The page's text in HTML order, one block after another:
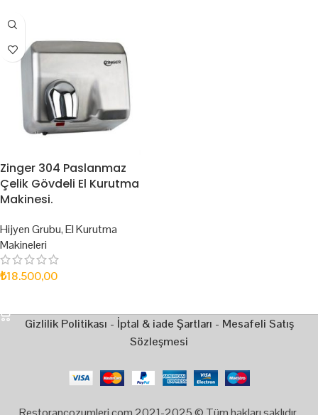
Zinger 304 Paslanmaz
Çelik Gövdeli El Kurutma
Makinesi.
Hijyen Grubu,El Kurutma
Makineleri
₺18.500,00
Gizlilik Politikası - İptal & iade Şartları - Mesafeli Satış
Sözleşmesi